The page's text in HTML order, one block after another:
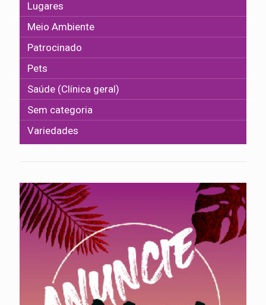
Lugares
Meio Ambiente
Patrocinado
Pets
Saúde (Clínica geral)
Sem categoria
Variedades